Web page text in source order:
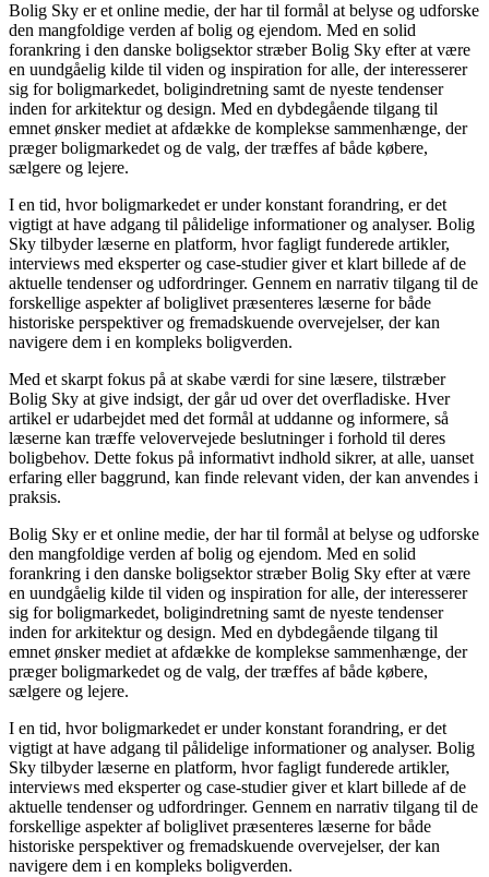
Bolig Sky er et online medie, der har til formål at belyse og udforske
den mangfoldige verden af bolig og ejendom. Med en solid
forankring i den danske boligsektor stræber Bolig Sky efter at være
en uundgåelig kilde til viden og inspiration for alle, der interesserer
sig for boligmarkedet, boligindretning samt de nyeste tendenser
inden for arkitektur og design. Med en dybdegående tilgang til
emnet ønsker mediet at afdække de komplekse sammenhænge, der
præger boligmarkedet og de valg, der træffes af både købere,
sælgere og lejere.
I en tid, hvor boligmarkedet er under konstant forandring, er det
vigtigt at have adgang til pålidelige informationer og analyser. Bolig
Sky tilbyder læserne en platform, hvor fagligt funderede artikler,
interviews med eksperter og case-studier giver et klart billede af de
aktuelle tendenser og udfordringer. Gennem en narrativ tilgang til de
forskellige aspekter af boliglivet præsenteres læserne for både
historiske perspektiver og fremadskuende overvejelser, der kan
navigere dem i en kompleks boligverden.
Med et skarpt fokus på at skabe værdi for sine læsere, tilstræber
Bolig Sky at give indsigt, der går ud over det overfladiske. Hver
artikel er udarbejdet med det formål at uddanne og informere, så
læserne kan træffe velovervejede beslutninger i forhold til deres
boligbehov. Dette fokus på informativt indhold sikrer, at alle, uanset
erfaring eller baggrund, kan finde relevant viden, der kan anvendes i
praksis.
Bolig Sky er et online medie, der har til formål at belyse og udforske
den mangfoldige verden af bolig og ejendom. Med en solid
forankring i den danske boligsektor stræber Bolig Sky efter at være
en uundgåelig kilde til viden og inspiration for alle, der interesserer
sig for boligmarkedet, boligindretning samt de nyeste tendenser
inden for arkitektur og design. Med en dybdegående tilgang til
emnet ønsker mediet at afdække de komplekse sammenhænge, der
præger boligmarkedet og de valg, der træffes af både købere,
sælgere og lejere.
I en tid, hvor boligmarkedet er under konstant forandring, er det
vigtigt at have adgang til pålidelige informationer og analyser. Bolig
Sky tilbyder læserne en platform, hvor fagligt funderede artikler,
interviews med eksperter og case-studier giver et klart billede af de
aktuelle tendenser og udfordringer. Gennem en narrativ tilgang til de
forskellige aspekter af boliglivet præsenteres læserne for både
historiske perspektiver og fremadskuende overvejelser, der kan
navigere dem i en kompleks boligverden.